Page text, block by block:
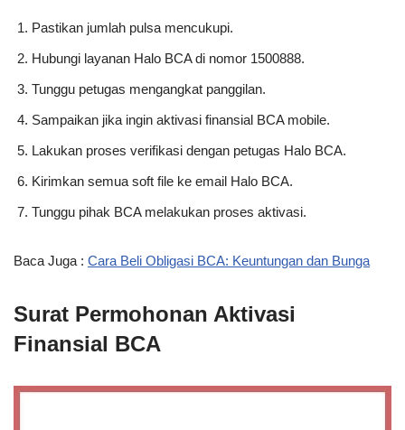
Pastikan jumlah pulsa mencukupi.
Hubungi layanan Halo BCA di nomor 1500888.
Tunggu petugas mengangkat panggilan.
Sampaikan jika ingin aktivasi finansial BCA mobile.
Lakukan proses verifikasi dengan petugas Halo BCA.
Kirimkan semua soft file ke email Halo BCA.
Tunggu pihak BCA melakukan proses aktivasi.
Baca Juga : Cara Beli Obligasi BCA: Keuntungan dan Bunga
Surat Permohonan Aktivasi
Finansial BCA